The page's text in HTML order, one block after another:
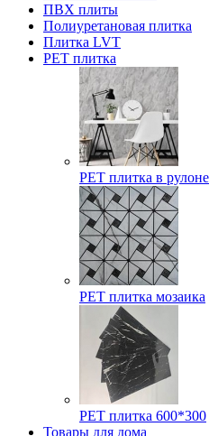
ПВХ плиты
Полиуретановая плитка
Плитка LVT
РЕТ плитка
РЕТ плитка в рулоне
РЕТ плитка мозаика
РЕТ плитка 600*300
Товары для дома